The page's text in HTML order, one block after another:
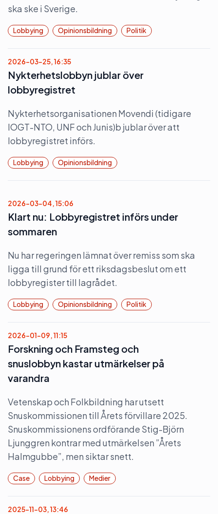
ska ske i Sverige.
Lobbying Opinionsbildning Politik
2026-03-25, 16:35
Nykterhetslobbyn jublar över
lobbyregistret
Nykterhetsorganisationen Movendi (tidigare
IOGT-NTO, UNF och Junis)b jublar över att
lobbyregistret införs.
Lobbying Opinionsbildning
2026-03-04, 15:06
Klart nu: Lobbyregistret införs under
sommaren
Nu har regeringen lämnat över remiss som ska
ligga till grund för ett riksdagsbeslut om ett
lobbyregister till lagrådet.
Lobbying Opinionsbildning Politik
2026-01-09, 11:15
Forskning och Framsteg och
snuslobbyn kastar utmärkelser på
varandra
Vetenskap och Folkbildning har utsett
Snuskommissionen till Årets förvillare 2025.
Snuskommissionens ordförande Stig-Björn
Ljunggren kontrar med utmärkelsen ”Årets
Halmgubbe”, men siktar snett.
Case Lobbying Medier
2025-11-03, 13:46